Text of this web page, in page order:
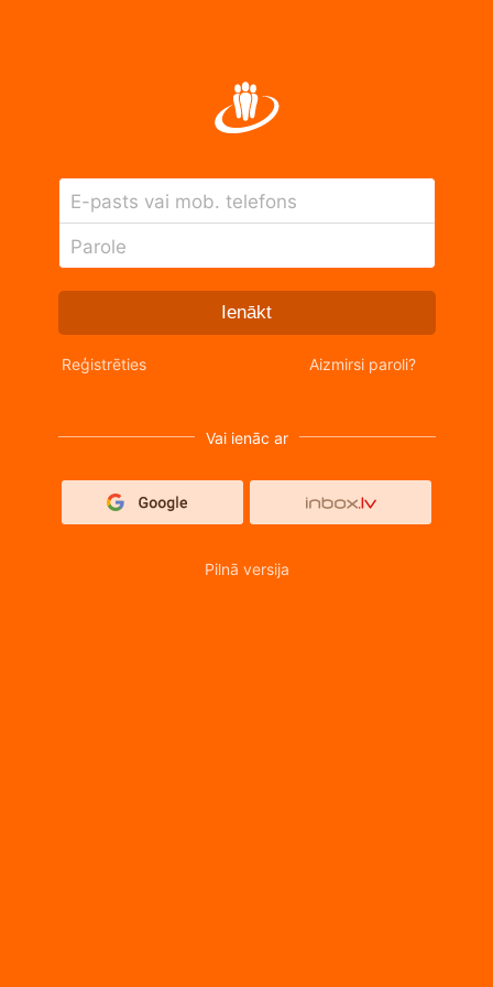
E-pasts vai mob. telefons
Parole
Ienākt
Reģistrēties Aizmirsi paroli?
Vai ienāc ar
Pilnā versija